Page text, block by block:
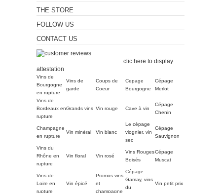
THE STORE
FOLLOW US
CONTACT US
clic here to display
attestation
Vins de
Bourgogne
en rupture
Vins de
garde
Coups de
Coeur
Cepage
Bourgogne
Cépage
Merlot
Vins de
Bordeaux en
rupture
Grands vins Vin rouge Cave à vin
Cépage
Chenin
Champagne
en rupture
Vin minéral Vin blanc
Le cépage
viognier, vin
sec
Cépage
Sauvignon
Vins du
Rhône en
rupture
Vin floral Vin rosé
Vins Rouges
Boisés
Cépage
Muscat
Vins de
Loire en
rupture
Vin épicé
Promos vins
et
champagne
Cépage
Gamay, vins
du
Vin petit prix